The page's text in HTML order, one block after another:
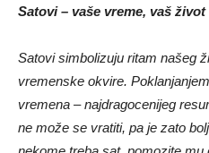
Satovi – vaše vreme, vaš život
Satovi simbolizuju ritam našeg
vremenske okvire.
vremena – najdragocenijeg
ne može se vratiti, pa je zato